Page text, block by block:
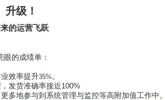
升级！
的运营飞跃
的成绩单：
效率提升35% 。
发货准确率接近100%
多地参与到系统管理与监控等高附加值工作中。